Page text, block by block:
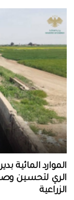
الموارد المائية
الري لتحسين
الزراعية